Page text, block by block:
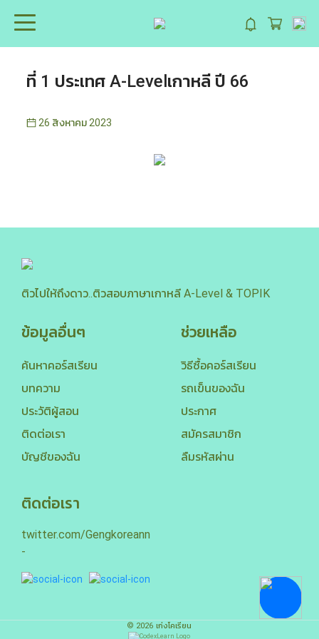
ที่ 1 ประเทศ A-Levelเกาหลี ปี 66
26 สิงหาคม 2023
ติวไปให้ถึงดาว..ติวสอบภาษาเกาหลี A-Level & TOPIK
ข้อมูลอื่นๆ
ค้นหาคอร์สเรียน
บทความ
ประวัติผู้สอน
ติดต่อเรา
บัญชีของฉัน
ช่วยเหลือ
วิธีซื้อคอร์สเรียน
รถเข็นของฉัน
ประกาศ
สมัครสมาชิก
ลืมรหัสผ่าน
ติดต่อเรา
twitter.com/Gengkoreann
-
© 2026 เก่งโคเรียน